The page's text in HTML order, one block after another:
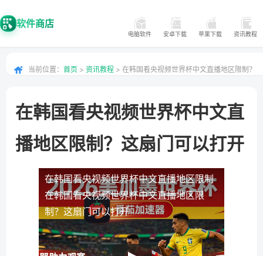
软件商店
电脑软件 安卓下载 苹果下载 资讯教程
当前位置： 首页 > 资讯教程 > 在韩国看央视频世界杯中文直播地区限制？
在韩国看央视频世界杯中文直
播地区限制？这扇门可以打开
在韩国看央视频世界杯中文直播地区限制
在韩国看央视频世界杯中文直播地区限
制？这扇门可以打开